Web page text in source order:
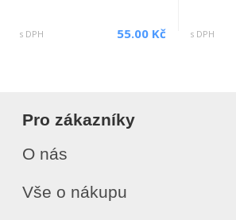
s DPH 55.00 Kč s DPH
Pro zákazníky
O nás
Vše o nákupu